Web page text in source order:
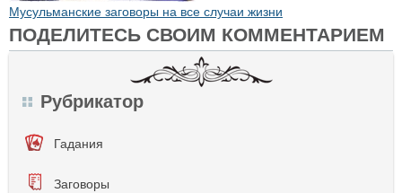
Мусульманские заговоры на все случаи жизни
ПОДЕЛИТЕСЬ СВОИМ КОММЕНТАРИЕМ
Рубрикатор
Гадания
Заговоры